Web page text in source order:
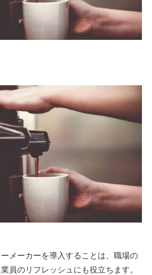
メーカーを導入することは、職場の
員のリフレッシュにも役立ちます。